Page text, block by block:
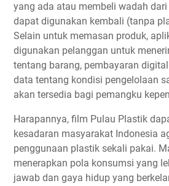
yang ada atau membeli wadah
dapat digunakan kembali (tanpa
Selain untuk memasan produk,
digunakan pelanggan untuk
tentang barang, pembayaran
data tentang kondisi pengelolaan
akan tersedia bagi pemangku
Harapannya, film Pulau Plastik
kesadaran masyarakat Indonesia
penggunaan plastik sekali pakai.
menerapkan pola konsumsi yang
jawab dan gaya hidup yang